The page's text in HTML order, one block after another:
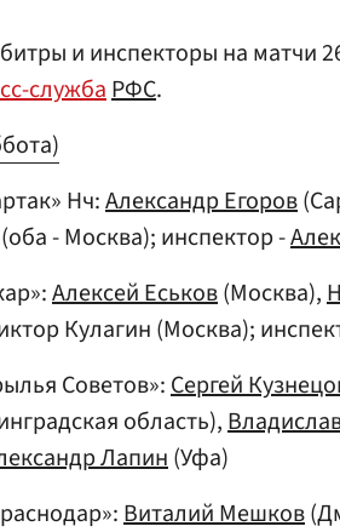
и инспекторы на матчи
службаРФС.
Нч:Александр Егоров
(оба - Москва); инспектор -
Алексей Еськов(Москва),
Кулагин (Москва);
Советов»:Сергей
область),
Лапин(Уфа)
Виталий Мешков